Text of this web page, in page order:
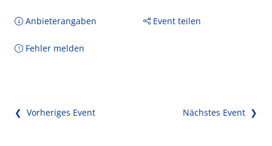
Anbieterangaben Event teilen
Fehler melden
❮ Vorheriges Event Nächstes Event ❯